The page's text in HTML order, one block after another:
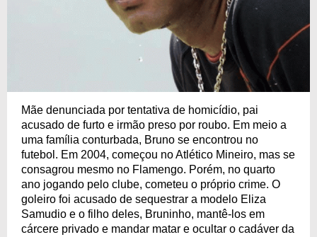
Mãe denunciada por tentativa de homicídio, pai
acusado de furto e irmão preso por roubo. Em meio a
uma família conturbada, Bruno se encontrou no
futebol. Em 2004, começou no Atlético Mineiro, mas se
consagrou mesmo no Flamengo. Porém, no quarto
ano jogando pelo clube, cometeu o próprio crime. O
goleiro foi acusado de sequestrar a modelo Eliza
Samudio e o filho deles, Bruninho, mantê-los em
cárcere privado e mandar matar e ocultar o cadáver da